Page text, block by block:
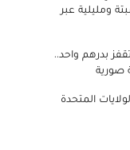
ومليلية عبر
بدرهم واحد..
صورية
المتحدة